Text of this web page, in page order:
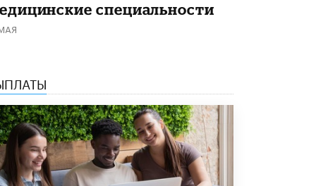
ChatGPT отучит школьников думать
Кто будет оценивать поведение
школьников
29 МАЯ /ШКОЛЬНИКИ
В Госдуме предложили запустить
программу «Выпускной кешбэк» для
специальности